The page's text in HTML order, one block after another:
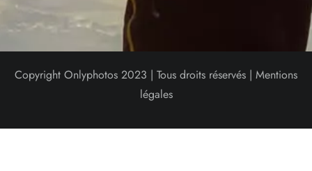
Copyright Onlyphotos 2023 | Tous droits réservés | Mentions
légales